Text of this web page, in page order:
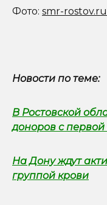
Фото: smr-rostov.ru
Новости по теме:
В Ростовской
доноров с
На Дону ждут
группой крови